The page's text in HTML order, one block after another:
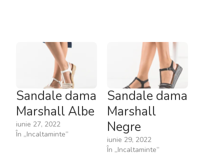
Sandale dama
Marshall Albe
iunie 27, 2022
În „Incaltaminte”
Sandale dama
Marshall
Negre
iunie 29, 2022
În „Incaltaminte”